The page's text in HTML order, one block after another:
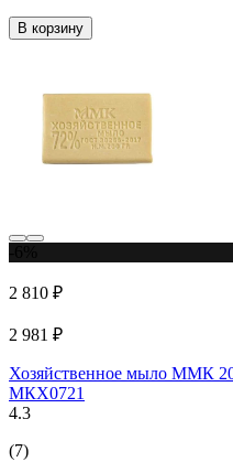
В корзину
2 810 ₽
2 981 ₽
Хозяйственное мыло ММК
МКХ0721
4.3
(7)